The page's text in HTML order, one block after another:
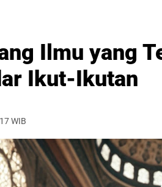
Ilmu yang
Ikut-Ikutan
WIB